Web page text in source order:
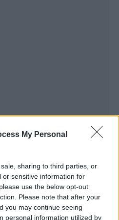
My Personal
sharing to third parties, or
or sensitive information for
use the below opt-out
Please note that after your
you may continue seeing
personal information utilized by
στοGoogle News
νέα, μπείτε στην ροή
και στο Instagram